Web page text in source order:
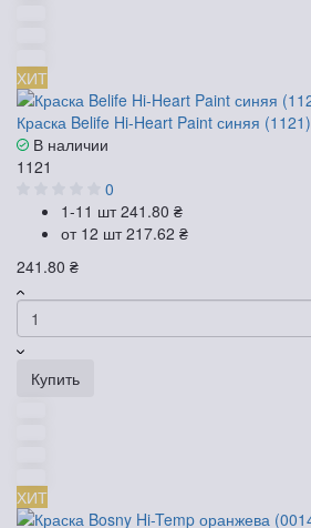
ХИТ
Краска Belife Hi-Heart Paint синяя (1121)
В наличии
1121
0
1-11 шт241.80 ₴
от 12 шт217.62 ₴
241.80 ₴
Купить
ХИТ